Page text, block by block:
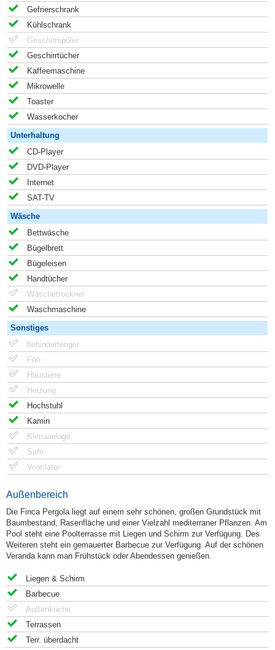
Gefrierschrank
Kühlschrank
Geschirrspüler
Geschirrtücher
Kaffeemaschine
Mikrowelle
Toaster
Wasserkocher
Unterhaltung
CD-Player
DVD-Player
Internet
SAT-TV
Wäsche
Bettwäsche
Bügelbrett
Bügeleisen
Handtücher
Wäschetrockner
Waschmaschine
Sonstiges
behindertenger.
Fön
Haustiere
Heizung
Hochstuhl
Kamin
Klimaanlage
Safe
Ventilator
Außenbereich
Die Finca Pergola liegt auf einem sehr schönen, großen Grundstück mit
Baumbestand, Rasenfläche und einer Vielzahl mediterraner Pflanzen. Am
Pool steht eine Poolterrasse mit Liegen und Schirm zur Verfügung. Des
Weiteren steht ein gemauerter Barbecue zur Verfügung. Auf der schönen
Veranda kann man Frühstück oder Abendessen genießen.
Liegen & Schirm
Barbecue
Außenküche
Terrassen
Terr. überdacht